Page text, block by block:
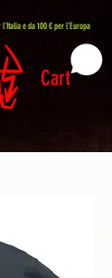
e da 100 € per l'Europa
Cart